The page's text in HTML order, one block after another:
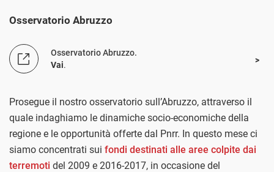
Osservatorio Abruzzo
Osservatorio Abruzzo.
Vai.
Prosegue il nostro osservatorio sull’Abruzzo, attraverso il
quale indaghiamo le dinamiche socio-economiche della
regione e le opportunità offerte dal Pnrr. In questo mese ci
siamo concentrati sui fondi destinati alle aree colpite dai
terremoti del 2009 e 2016-2017, in occasione del